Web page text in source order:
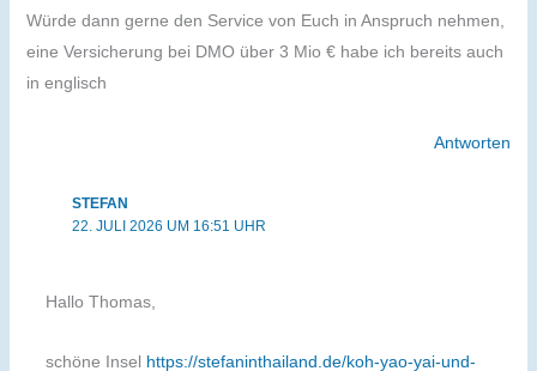
Würde dann gerne den Service von Euch in Anspruch nehmen,
eine Versicherung bei DMO über 3 Mio € habe ich bereits auch
in englisch
Antworten
STEFAN
22. JULI 2026 UM 16:51 UHR
Hallo Thomas,
schöne Insel https://stefaninthailand.de/koh-yao-yai-und-